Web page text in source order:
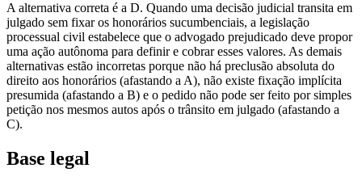
A alternativa correta é a D. Quando uma decisão judicial transita em
julgado sem fixar os honorários sucumbenciais, a legislação
processual civil estabelece que o advogado prejudicado deve propor
uma ação autônoma para definir e cobrar esses valores. As demais
alternativas estão incorretas porque não há preclusão absoluta do
direito aos honorários (afastando a A), não existe fixação implícita
presumida (afastando a B) e o pedido não pode ser feito por simples
petição nos mesmos autos após o trânsito em julgado (afastando a
C).
Base legal